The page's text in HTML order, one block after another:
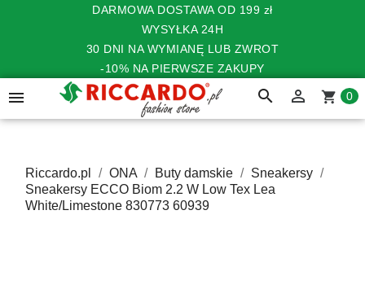
DARMOWA DOSTAWA OD 199 zł
WYSYŁKA 24H
30 DNI NA WYMIANĘ LUB ZWROT
-10% NA PIERWSZE ZAKUPY
 search  shopping_cart 0
Riccardo.pl ONA Buty damskie
Sneakersy
Sneakersy ECCO Biom 2.2 W Low Tex Lea
White/Limestone 830773 60939